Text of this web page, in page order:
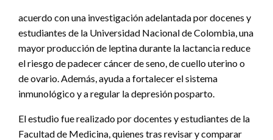
acuerdo con una investigación adelantada por docenes y
estudiantes de la Universidad Nacional de Colombia, una
mayor producción de leptina durante la lactancia reduce
el riesgo de padecer cáncer de seno, de cuello uterino o
de ovario. Además, ayuda a fortalecer el sistema
inmunológico y a regular la depresión posparto.
El estudio fue realizado por docentes y estudiantes de la
Facultad de Medicina, quienes tras revisar y comparar